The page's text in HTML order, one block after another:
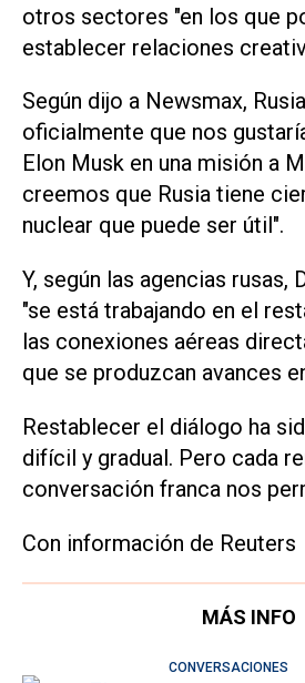
otros sectores "en los que
establecer relaciones
Según dijo a Newsmax,
oficialmente que nos
Elon Musk en una misión a
creemos que Rusia tiene
nuclear que puede ser útil".
Y, según las agencias rusas,
"se está trabajando en el
las conexiones aéreas
que se produzcan avances
Restablecer el diálogo ha
difícil y gradual. Pero cada
conversación franca nos
Con información de Reuters
MÁS INFO
CONVERSACIONES